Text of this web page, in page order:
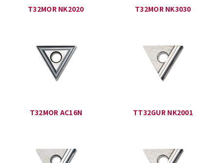
T32MOR NK2020 T32MOR NK3030
T32MOR AC16N TT32GUR NK2001